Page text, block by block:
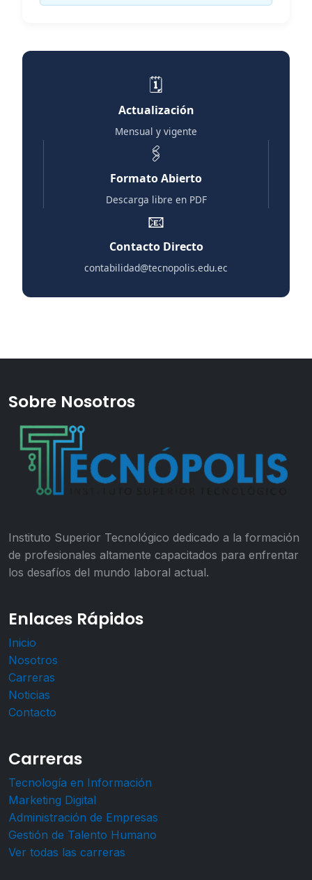
🗓️
Actualización
Mensual y vigente
🖇️
Formato Abierto
Descarga libre en PDF
📧
Contacto Directo
contabilidad@tecnopolis.edu.ec
Sobre Nosotros
Instituto Superior Tecnológico dedicado a la formación
de profesionales altamente capacitados para enfrentar
los desafíos del mundo laboral actual.
Enlaces Rápidos
Inicio
Nosotros
Carreras
Noticias
Contacto
Carreras
Tecnología en Información
Marketing Digital
Administración de Empresas
Gestión de Talento Humano
Ver todas las carreras